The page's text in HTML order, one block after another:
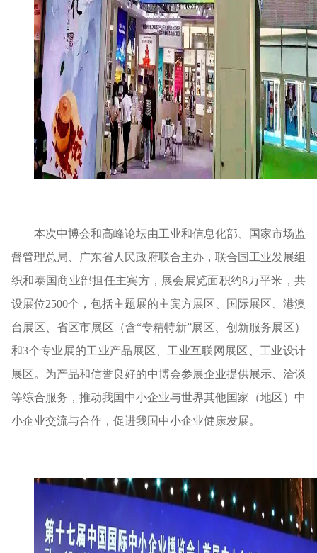
本次中博会和高峰论坛由工业和信息化部、国家市场监
督管理总局、广东省人民政府联合主办，联合国工业发展组
织和泰国商业部担任主宾方，展会展览面积约8万平米，共
设展位2500个，包括主题展的主宾方展区、国际展区、港澳
台展区、省区市展区（含“专精特新”展区、创新服务展区）
和3个专业展的工业产品展区、工业互联网展区、工业设计
展区。为产品和信誉良好的中博会参展企业提供展示、洽谈
等综合服务，推动我国中小企业与世界其他国家（地区）中
小企业交流与合作，促进我国中小企业健康发展。